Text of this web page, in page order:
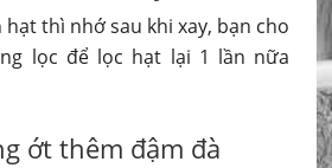
thì nhớ sau khi xay, bạn cho
lọc để lọc hạt lại 1 lần nữa
ớt thêm đậm đà